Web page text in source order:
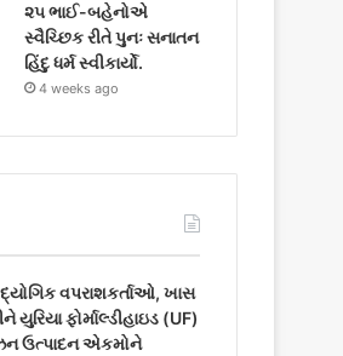
૨૫ ભાઈ-બહેનોએ
સ્વૈચ્છિક રીતે પુનઃ સનાતન
હિંદુ ધર્મ સ્વીકાર્યો.
4 weeks ago
વપરાશકર્તાઓ, ખાસ
યુરિયા ફોર્માલ્ડીહાઇડ (UF)
ઉત્પાદન એકમોને